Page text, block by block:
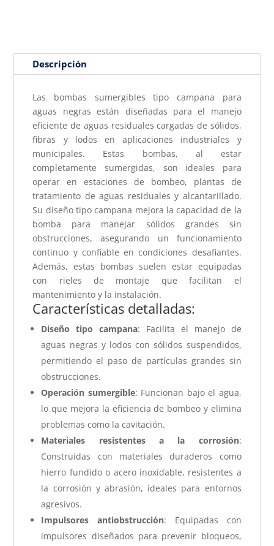
Descripción
Las bombas sumergibles tipo campana para
aguas negras están diseñadas para el manejo
eficiente de aguas residuales cargadas de sólidos,
fibras y lodos en aplicaciones industriales y
municipales. Estas bombas, al estar
completamente sumergidas, son ideales para
operar en estaciones de bombeo, plantas de
tratamiento de aguas residuales y alcantarillado.
Su diseño tipo campana mejora la capacidad de la
bomba para manejar sólidos grandes sin
obstrucciones, asegurando un funcionamiento
continuo y confiable en condiciones desafiantes.
Además, estas bombas suelen estar equipadas
con rieles de montaje que facilitan el
mantenimiento y la instalación.
Características detalladas:
Diseño tipo campana: Facilita el manejo de
aguas negras y lodos con sólidos suspendidos,
permitiendo el paso de partículas grandes sin
obstrucciones.
Operación sumergible: Funcionan bajo el agua,
lo que mejora la eficiencia de bombeo y elimina
problemas como la cavitación.
Materiales resistentes a la corrosión:
Construidas con materiales duraderos como
hierro fundido o acero inoxidable, resistentes a
la corrosión y abrasión, ideales para entornos
agresivos.
Impulsores antiobstrucción: Equipadas con
impulsores diseñados para prevenir bloqueos,